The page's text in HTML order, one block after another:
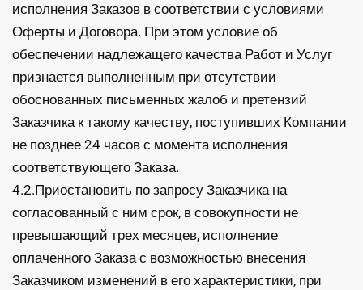
исполнения Заказов в соответствии с условиями
Оферты и Договора. При этом условие об
обеспечении надлежащего качества Работ и Услуг
признается выполненным при отсутствии
обоснованных письменных жалоб и претензий
Заказчика к такому качеству, поступивших Компании
не позднее 24 часов с момента исполнения
соответствующего Заказа.
4.2.Приостановить по запросу Заказчика на
согласованный с ним срок, в совокупности не
превышающий трех месяцев, исполнение
оплаченного Заказа с возможностью внесения
Заказчиком изменений в его характеристики, при